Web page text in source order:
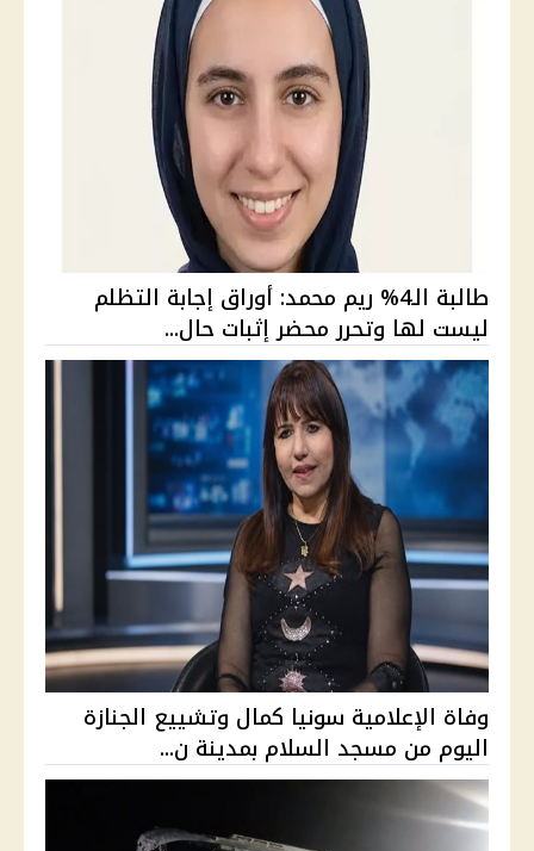
طالبة الـ4% ريم محمد: أوراق إجابة التظلم
ليست لها وتحرر محضر إثبات حال...
وفاة الإعلامية سونيا كمال وتشييع الجنازة
اليوم من مسجد السلام بمدينة ن...